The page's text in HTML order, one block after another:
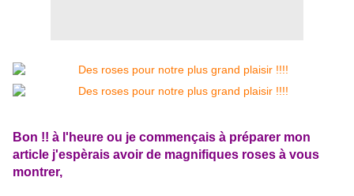
Bon !! à l'heure ou je commençais à préparer mon
article j'espèrais avoir de magnifiques roses à vous
montrer,